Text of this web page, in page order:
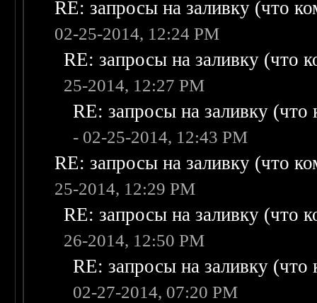
RE: запросы на заливку (что
02-25-2014, 12:24 PM
RE: запросы на заливку (что
25-2014, 12:27 PM
RE: запросы на заливку
- 02-25-2014, 12:43 PM
RE: запросы на заливку (что
25-2014, 12:29 PM
RE: запросы на заливку (что
26-2014, 12:50 PM
RE: запросы на заливку
02-27-2014, 07:20 PM